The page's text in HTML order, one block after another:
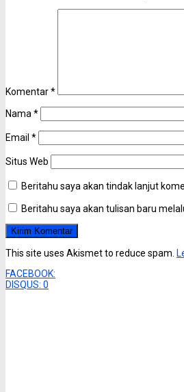
Komentar*
Nama *
Email *
Situs Web
Beritahu saya akan tindak lanjut
Beritahu saya akan tulisan baru
This site uses Akismet to reduce spam.
FACEBOOK:
DISQUS: 0